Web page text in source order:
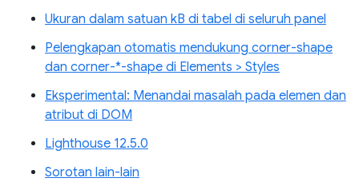
Ukuran dalam satuan kB di tabel di seluruh panel
Pelengkapan otomatis mendukung corner-shape
dan corner-*-shape di Elements > Styles
Eksperimental: Menandai masalah pada elemen dan
atribut di DOM
Lighthouse 12.5.0
Sorotan lain-lain